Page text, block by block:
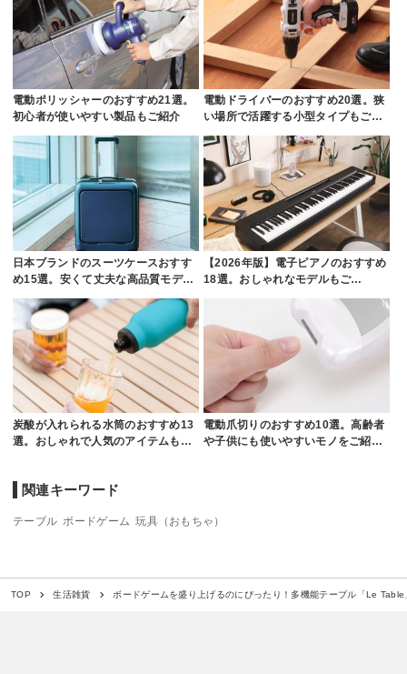
電動ポリッシャーのおすすめ21選。
初心者が使いやすい製品もご紹介
電動ドライバーのおすすめ20選。狭
い場所で活躍する小型タイプもご…
日本ブランドのスーツケースおすす
め15選。安くて丈夫な高品質モデ…
【2026年版】電子ピアノのおすすめ
18選。おしゃれなモデルもご…
炭酸が入れられる水筒のおすすめ13
選。おしゃれで人気のアイテムも…
電動爪切りのおすすめ10選。高齢者
や子供にも使いやすいモノをご紹…
関連キーワード
テーブル ボードゲーム 玩具（おもちゃ）
TOP 生活雑貨 ボードゲームを盛り上げるのにぴったり！多機能テーブル「Le Table